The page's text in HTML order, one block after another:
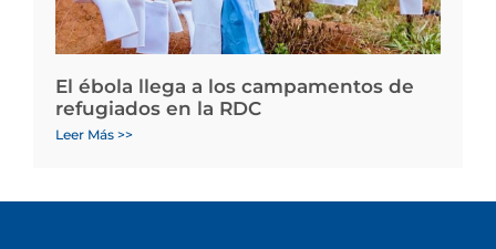
El ébola llega a los campamentos de
refugiados en la RDC
Leer Más >>